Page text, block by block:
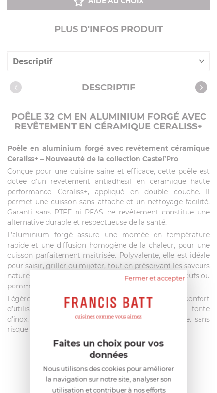
PLUS D'INFOS PRODUIT
Descriptif
Caractéristiques DESCRIPTIF
POÊLE 32 CM EN ALUMINIUM FORGÉ AVEC
REVÊTEMENT EN CÉRAMIQUE CERALISS+
Poêle en aluminium forgé avec revêtement céramique
Ceraliss+ – Nouveauté de la collection Castel’Pro
Conçue pour une cuisine saine et efficace, cette poêle est
dotée d’un revêtement antiadhésif en céramique haute
performance Ceraliss+, appliqué en double couche. Il
permet une cuisson sans attache et un nettoyage facilité.
Garanti sans PTFE ni PFAS, ce revêtement constitue une
alternative durable et respectueuse de la santé.
L’aluminium forgé assure une montée en température
rapide et une diffusion homogène de la chaleur, pour une
cuisson parfaitement maîtrisée. Polyvalente, elle est idéale
pour saisir, griller ou mijoter, tout en préservant les saveurs
naturelles des aliments – notamment les poissons, œufs ou
pommes de terre.
Légère et ergonomique, elle offre un grand confort
d’utilisation au quotidien. Sa poignée rivetée en fonte
d’inox, athermique, garantit une prise en main sûre, sans
risque de brûlure.
AIDE AU CHOIX
Fermer et accepter
Faites un choix pour vos
données
Nous utilisons des cookies pour améliorer
la navigation sur notre site, analyser son
utilisation et contribuer à nos efforts